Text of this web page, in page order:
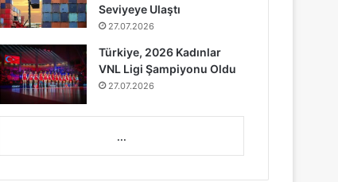
Seviyeye Ulaştı
27.07.2026
Türkiye, 2026 Kadınlar
VNL Ligi Şampiyonu Oldu
27.07.2026
...